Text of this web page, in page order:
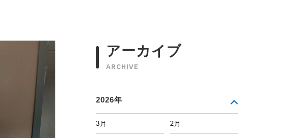
アーカイブ
ARCHIVE
2026年
3月 2月